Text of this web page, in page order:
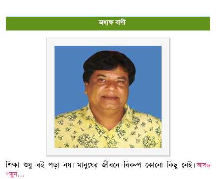
অধ্যক্ষ বাণী
শিক্ষা শুধু বই পড়া নয়। মানুষের জীবনে বিকল্প কোনো কিছু নেই।আরও
পড়ুন…